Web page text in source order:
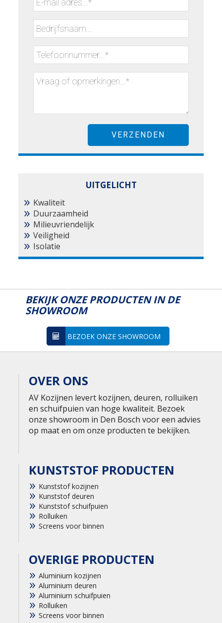
UITGELICHT
Kwaliteit
Duurzaamheid
Milieuvriendelijk
Veiligheid
Isolatie
BEKIJK ONZE PRODUCTEN IN DE
SHOWROOM
BEZOEK ONZE SHOWROOM
OVER ONS
AV Kozijnen levert kozijnen, deuren, rolluiken
en schuifpuien van hoge kwaliteit. Bezoek
onze showroom in Den Bosch voor een advies
op maat en om onze producten te bekijken.
KUNSTSTOF PRODUCTEN
Kunststof kozijnen
Kunststof deuren
Kunststof schuifpuien
Rolluiken
Screens voor binnen
OVERIGE PRODUCTEN
Aluminium kozijnen
Aluminium deuren
Aluminium schuifpuien
Rolluiken
Screens voor binnen